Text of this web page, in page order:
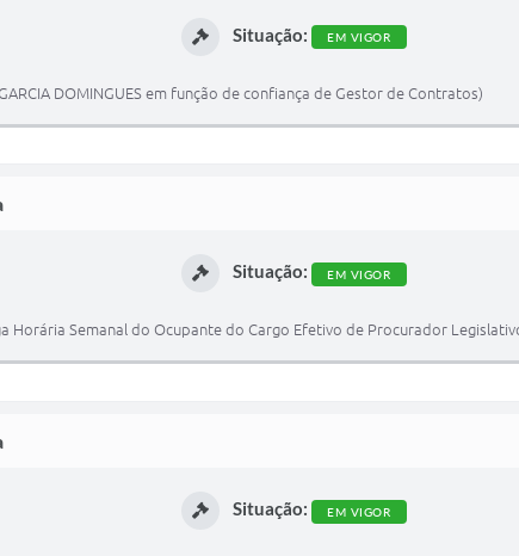
Situação: EM VIGOR
DOMINGUES em função de confiança de Gestor de Contratos)
Situação: EM VIGOR
Horária Semanal do Ocupante do Cargo Efetivo de Procurador
Situação: EM VIGOR